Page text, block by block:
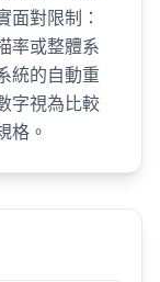
面對限制：
率或整體系
統的自動重
字視為比較
格。